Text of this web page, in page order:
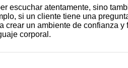
escuchar atentamente, sino
si un cliente tiene una
un ambiente de confianza y
corporal.